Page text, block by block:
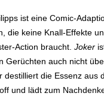
ist eine Comic-
die keine Knall-Effekte
Action braucht. Joker
Gerüchten auch nicht
destilliert die Essenz aus
und lädt zum